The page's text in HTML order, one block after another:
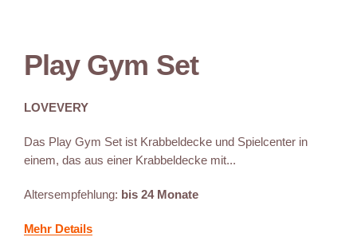
Play Gym Set
LOVEVERY
Das Play Gym Set ist Krabbeldecke und Spielcenter in
einem, das aus einer Krabbeldecke mit...
Altersempfehlung: bis 24 Monate
Mehr Details